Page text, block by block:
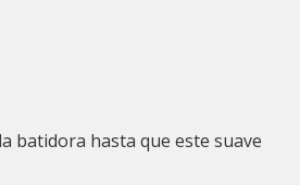
batidora hasta que este suave